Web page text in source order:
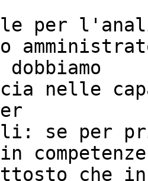
per
nelle
se per
competenze
che